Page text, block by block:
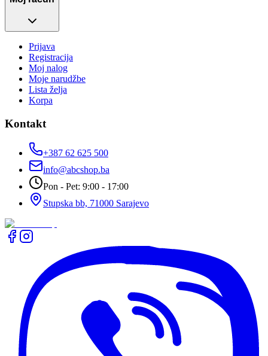
Prijava
Registracija
Moj nalog
Moje narudžbe
Lista želja
Korpa
Kontakt
+387 62 625 500
info@abcshop.ba
Pon - Pet: 9:00 - 17:00
Stupska bb, 71000 Sarajevo